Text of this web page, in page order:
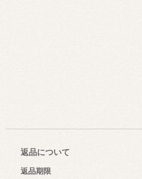
返品について
返品期限